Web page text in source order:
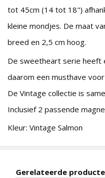
tot 45cm (14 tot 18")
kleine mondjes. De maat
breed en 2,5 cm hoog.
De sweetheart serie heeft
daarom een musthave
De Vintage collectie is
Inclusief 2 passende
Kleur: Vintage Salmon
Gerelateerde